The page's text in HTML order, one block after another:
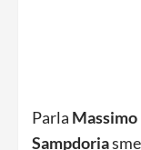
Parla Massimo
Sampdoria